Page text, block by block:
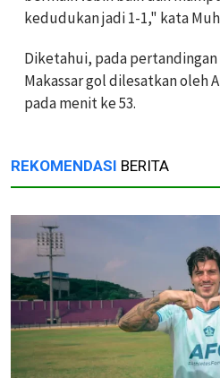
kedudukan jadi 1-1," kata
Diketahui, pada
Makassar gol dilesatkan oleh
pada menit ke 53.
REKOMENDASI BERITA